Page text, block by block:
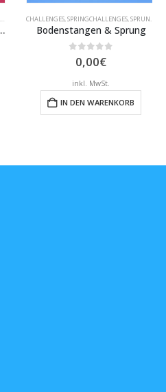
,TURNIERPAKETE,VIDEOTRAINING
CHALLENGES,SPRINGCHALLENGES,SPRUNG-CHALLENGES
Bodenstangen & Sprung
out of 5
0,00€
inkl. MwSt.
IN DEN WARENKORB